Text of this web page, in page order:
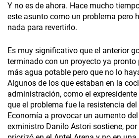
Y no es de ahora. Hace mucho
este asunto como un problema pero
nada para revertirlo.
Es muy significativo que el anterior
terminado con un proyecto ya pronto
más agua potable pero que no lo
Algunos de los que estaban en la
administración, como el
que el problema fue la resistencia
Economía a provocar un aumento
exministro Danilo Astori sostiene, por